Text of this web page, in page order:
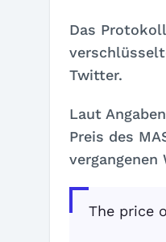
Das
Twitter.
Laut
Preis des
vergangenen
The price